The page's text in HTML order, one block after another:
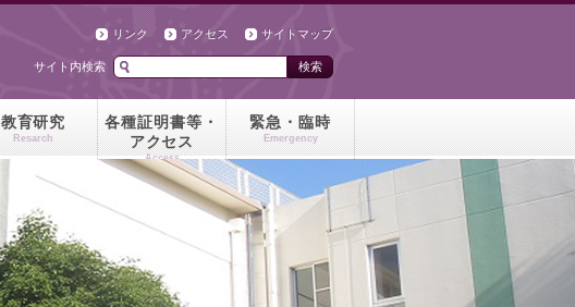
リンク アクセス サイトマップ
サイト内検索
教育研究
Resarch
各種証明書等・
アクセス
Access
緊急・臨時
Emergency